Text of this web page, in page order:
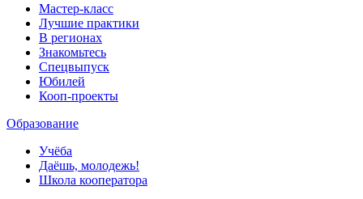
Мастер-класс
Лучшие практики
В регионах
Знакомьтесь
Спецвыпуск
Юбилей
Кооп-проекты
Образование
Учёба
Даёшь, молодежь!
Школа кооператора